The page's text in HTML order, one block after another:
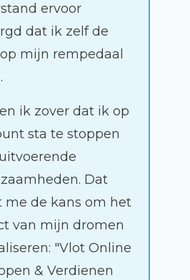
ervoor
dat ik zelf de
mijn rempedaal
ik zover dat ik op
sta te stoppen
Dat
me de kans om het
van mijn dromen
"Vlot Online
& Verdienen